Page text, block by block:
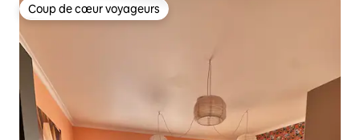
Coup de cœur voyageurs
Coup de cœur voyageurs